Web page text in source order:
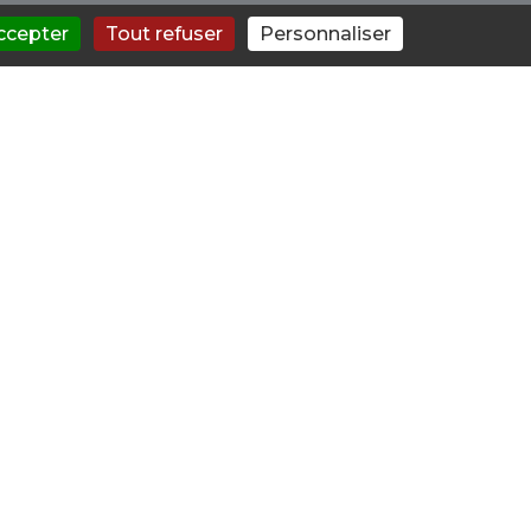
personnellement
de faire le point avec
Tout refuser Personnaliser